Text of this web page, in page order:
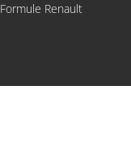
Formule Renault